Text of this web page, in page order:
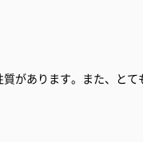
があります。また、と